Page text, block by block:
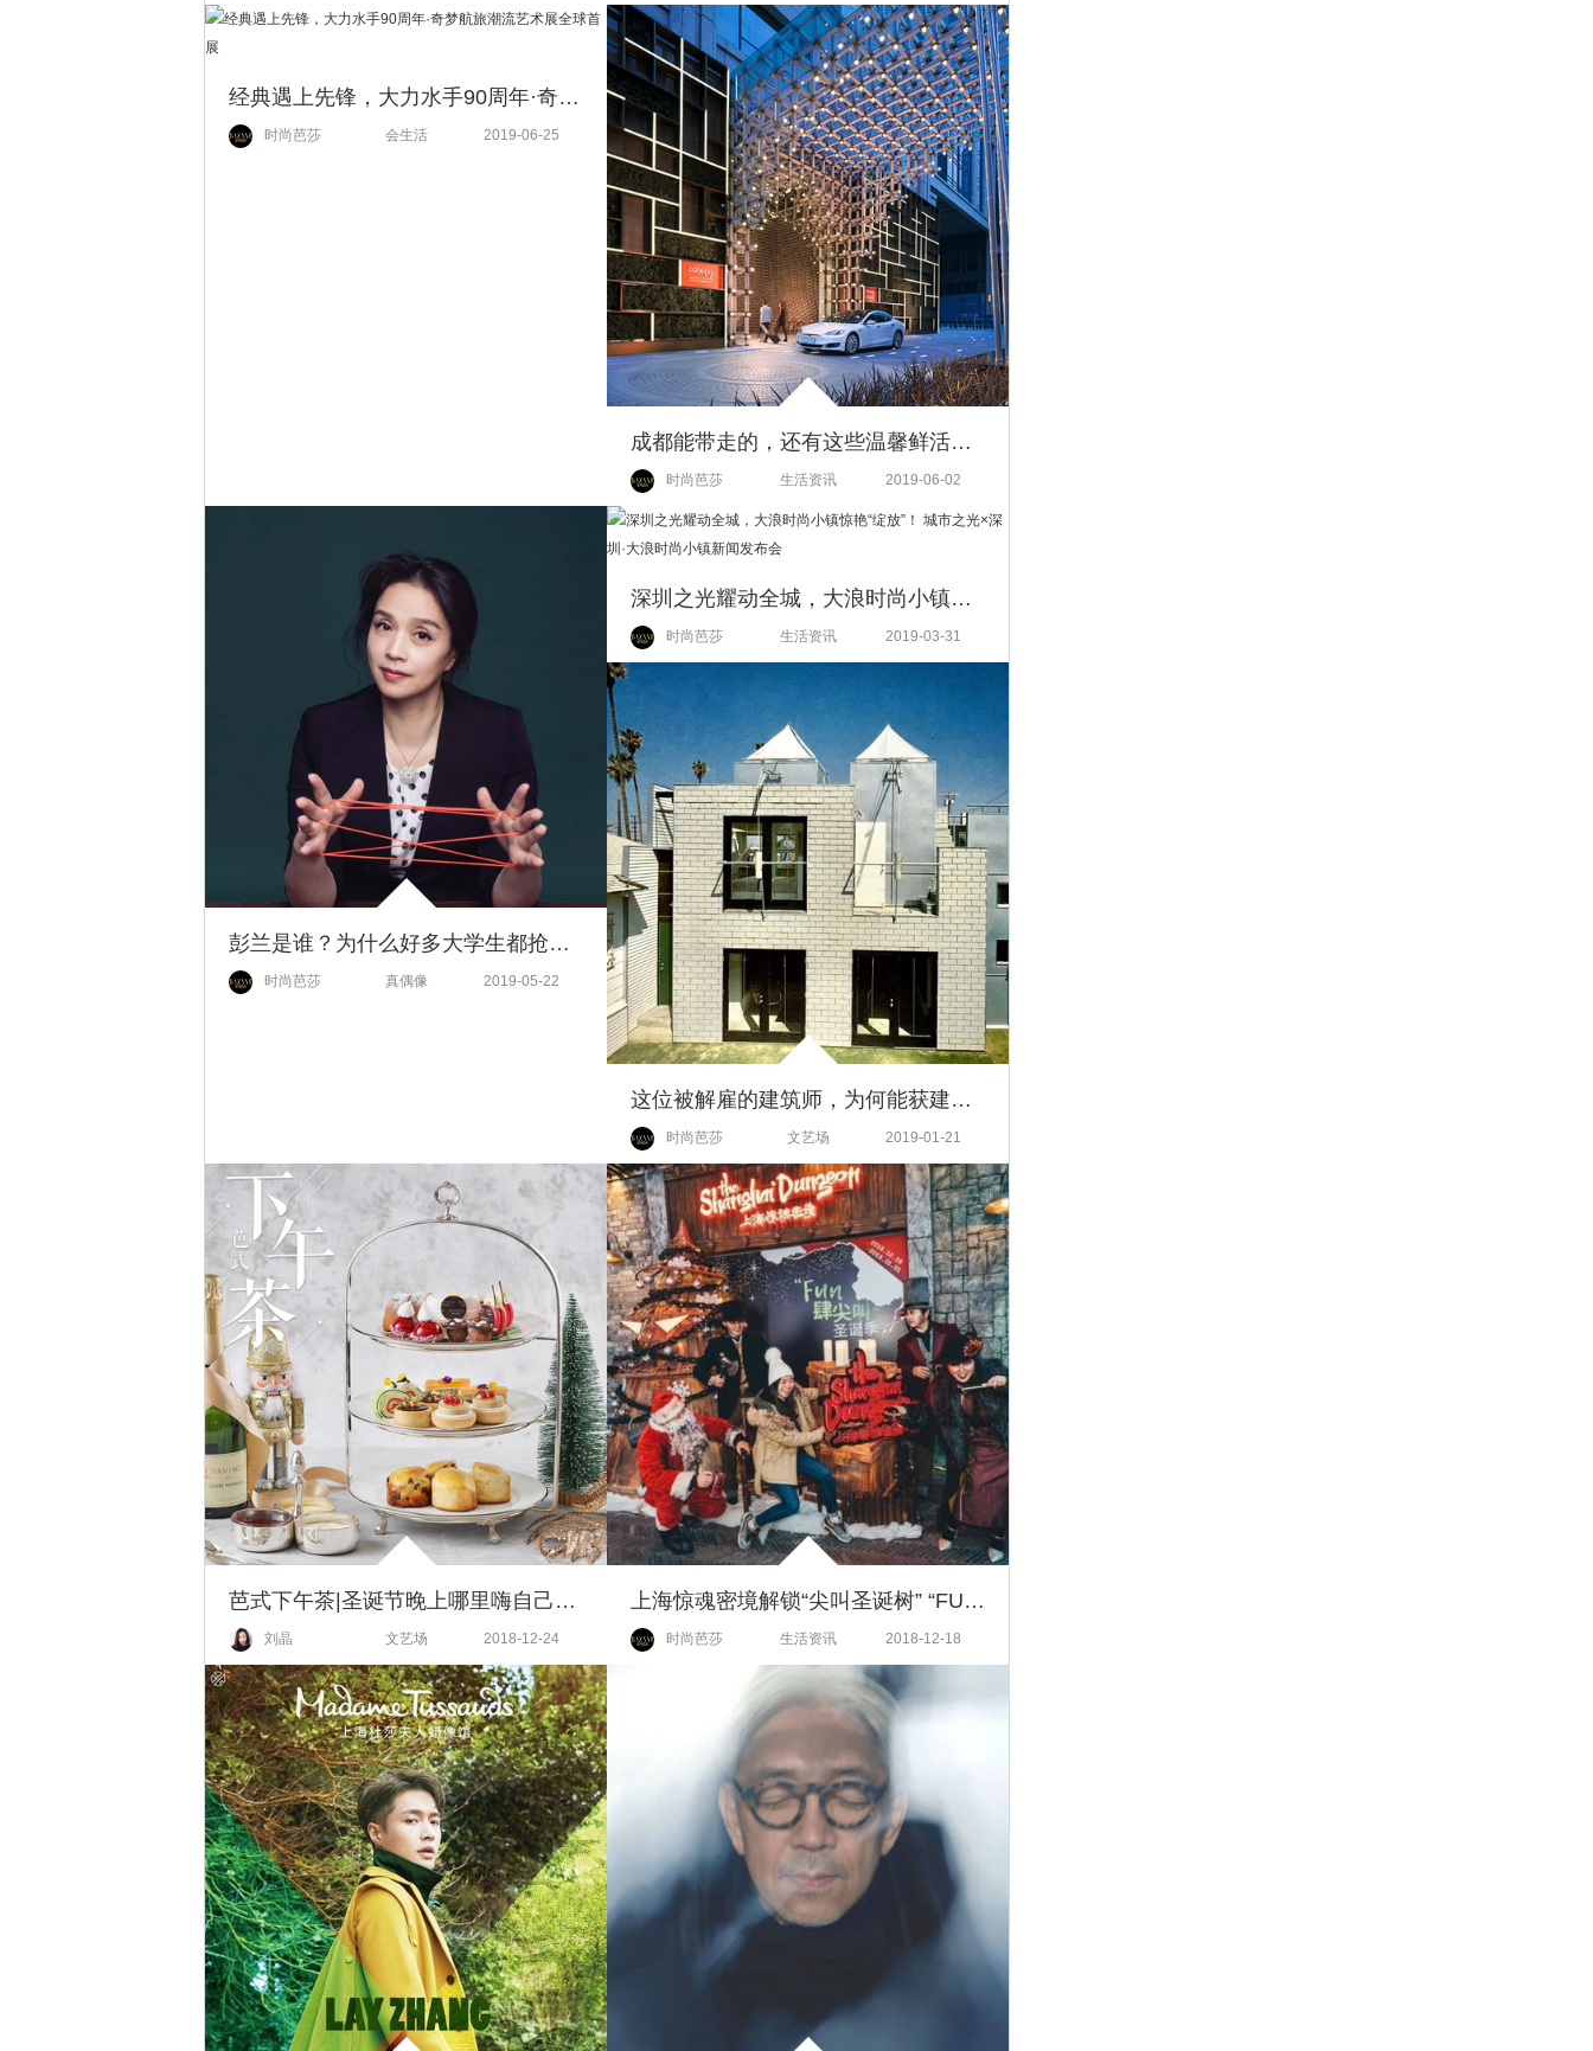
经典遇上先锋，大力水手90周年·奇梦航旅潮流艺术展全球首展
时尚芭莎 会生活 2019-06-25
成都能带走的，还有这些温馨鲜活的回忆
时尚芭莎 生活资讯 2019-06-02
彭兰是谁？为什么好多大学生都抢着“背”她？
时尚芭莎 真偶像 2019-05-22
深圳之光耀动全城，大浪时尚小镇惊艳“绽放”！ 城市之光×深圳·大浪时尚小镇新闻发布会
时尚芭莎 生活资讯 2019-03-31
这位被解雇的建筑师，为何能获建筑界最顶级大奖？
时尚芭莎 文艺场 2019-01-21
芭式下午茶|圣诞节晚上哪里嗨自己定，下午哪儿打卡芭姐替你选好啦！
刘晶 文艺场 2018-12-24
上海惊魂密境解锁“尖叫圣诞树” “FUN肆尖叫”圣诞季一起来搞怪
时尚芭莎 生活资讯 2018-12-18